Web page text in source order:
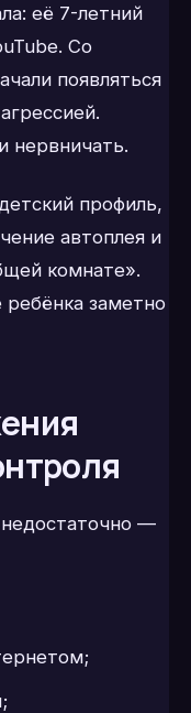
её 7-летний
Со
появляться
нервничать.
профиль,
автоплея и
комнате».
заметно
—